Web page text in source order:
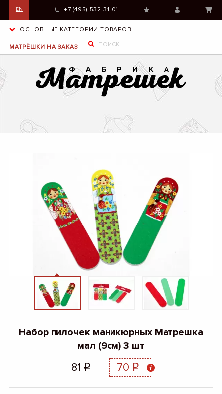
EN +7 (495)-532-31-01
ОСНОВНЫЕ КАТЕГОРИИ ТОВАРОВ
МАТРЁШКИ НА ЗАКАЗ
Набор пилочек маникюрных Матрешка
мал (9см) 3 шт
81 q 70 q